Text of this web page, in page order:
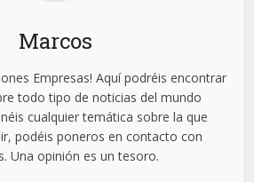
Marcos
Empresas! Aquí podréis encontrar
todo tipo de noticias del mundo
cualquier temática sobre la que
podéis poneros en contacto con
Una opinión es un tesoro.